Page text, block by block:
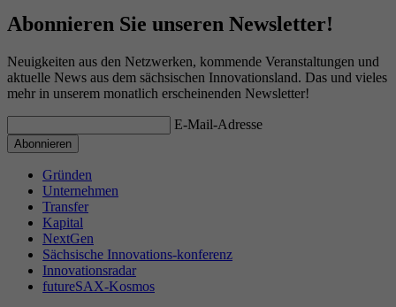
Abonnieren Sie unseren Newsletter!
Neuigkeiten aus den Netzwerken, kommende Veranstaltungen und
aktuelle News aus dem sächsischen Innovationsland. Das und vieles
mehr in unserem monatlich erscheinenden Newsletter!
E-Mail-Adresse
Gründen
Unternehmen
Transfer
Kapital
NextGen
Sächsische Innovations-konferenz
Innovationsradar
futureSAX-Kosmos